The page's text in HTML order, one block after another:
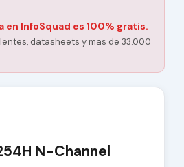
en InfoSquad es 100% gratis.
datasheets y mas de 33.000
N-Channel